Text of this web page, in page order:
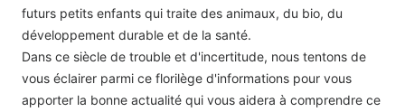
futurs petits enfants qui traite des animaux, du bio, du
développement durable et de la santé.
Dans ce siècle de trouble et d'incertitude, nous tentons de
vous éclairer parmi ce florilège d'informations pour vous
apporter la bonne actualité qui vous aidera à comprendre ce